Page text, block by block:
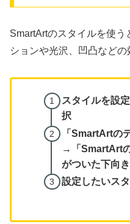
SmartArtのスタイルを使
ションや光沢、凹凸などの
スタイルを設
択
「SmartArtの
→「SmartArt
がついた下向
設定したいス